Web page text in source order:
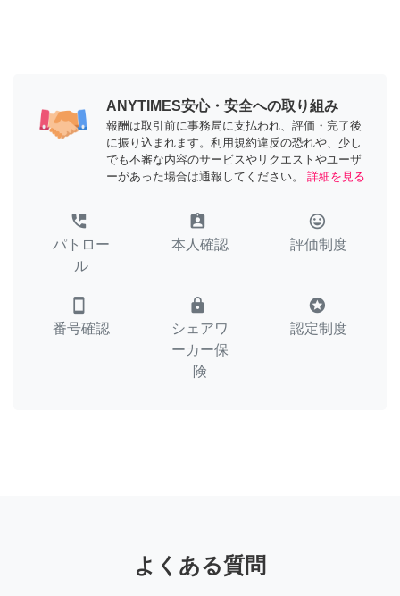
ANYTIMES安心・安全への取り組み
報酬は取引前に事務局に支払われ、評価・完了後
に振り込まれます。利用規約違反の恐れや、少し
でも不審な内容のサービスやリクエストやユーザ
ーがあった場合は通報してください。
詳細を見る
perm_phone_msg
パトロー
ル
assignment_ind
本人確認
tag_faces
評価制度
smartphone
番号確認
lock
シェアワ
ーカー保
険
stars
認定制度
よくある質問